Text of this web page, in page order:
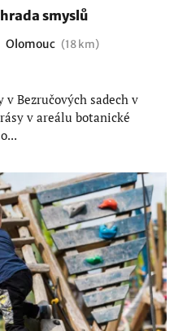
smyslů
Olomouc (18 km)
Bezručových sadech v
v areálu botanické